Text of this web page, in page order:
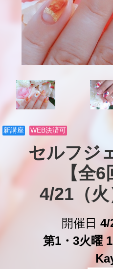
新講座 WEB決済可
セルフジ
【全
4/21（
開催日 4/
第1・3火曜